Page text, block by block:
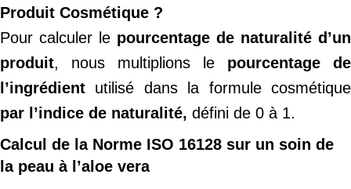
Produit Cosmétique ?
Pour calculer le pourcentage de naturalité d’un
produit, nous multiplions le pourcentage de
l’ingrédient utilisé dans la formule cosmétique
par l’indice de naturalité, défini de 0 à 1.
Calcul de la Norme ISO 16128 sur un soin de
la peau à l’aloe vera